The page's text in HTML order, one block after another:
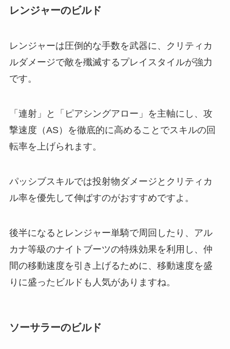
レンジャーのビルド
レンジャーは圧倒的な手数を武器に、クリティカ
ルダメージで敵を殲滅するプレイスタイルが強力
です。
「連射」と「ピアシングアロー」を主軸にし、攻
撃速度（AS）を徹底的に高めることでスキルの回
転率を上げられます。
パッシブスキルでは投射物ダメージとクリティカ
ル率を優先して伸ばすのがおすすめですよ。
後半になるとレンジャー単騎で周回したり、アル
カナ等級のナイトブーツの特殊効果を利用し、仲
間の移動速度を引き上げるために、移動速度を盛
りに盛ったビルドも人気がありますね。
ソーサラーのビルド